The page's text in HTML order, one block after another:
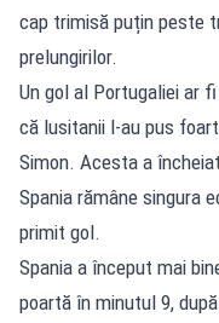
cap trimisă puțin peste
prelungirilor.
Un gol al Portugaliei ar
că lusitanii l-au pus
Simon. Acesta a
Spania rămâne singura
primit gol.
Spania a început mai
poartă în minutul 9,